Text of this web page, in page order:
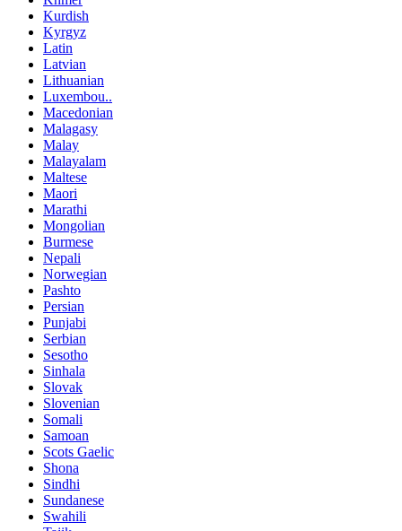
Kurdish
Kyrgyz
Latin
Latvian
Lithuanian
Luxembou..
Macedonian
Malagasy
Malay
Malayalam
Maltese
Maori
Marathi
Mongolian
Burmese
Nepali
Norwegian
Pashto
Persian
Punjabi
Serbian
Sesotho
Sinhala
Slovak
Slovenian
Somali
Samoan
Scots Gaelic
Shona
Sindhi
Sundanese
Swahili